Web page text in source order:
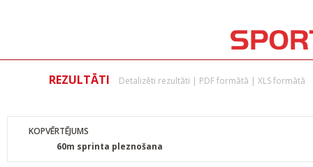
REZULTĀTI Detalizēti rezultāti | PDF formātā | XLS formātā
KOPVĒRTĒJUMS
60m sprinta pleznošana